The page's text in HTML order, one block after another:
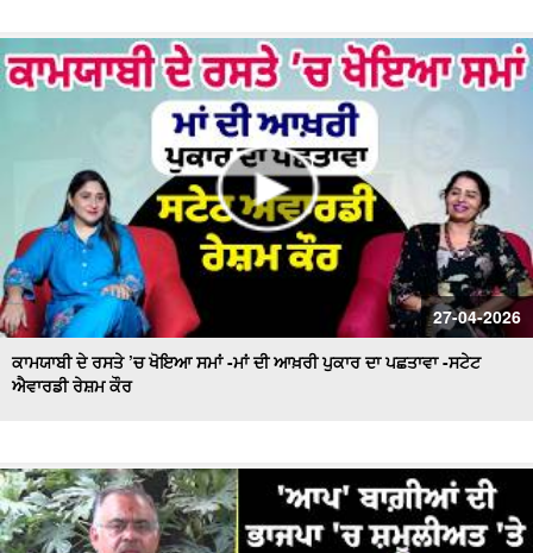
27-04-2026
ਕਾਮਯਾਬੀ ਦੇ ਰਸਤੇ ’ਚ ਖੋਇਆ ਸਮਾਂ -ਮਾਂ ਦੀ ਆਖ਼ਰੀ ਪੁਕਾਰ ਦਾ ਪਛਤਾਵਾ -ਸਟੇਟ
ਐਵਾਰਡੀ ਰੇਸ਼ਮ ਕੌਰ